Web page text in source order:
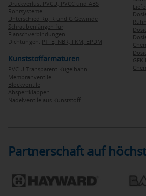
Druckverlust PVCU, PVCC und ABS
Rohrsysteme
Unterschied Rp, R und G Gewinde
Schraubenlängen für
Flanschverbindungen
Dichtungen: PTFE, NBR, FKM, EPDM
Kunststoffarmaturen
PVC U Transparent Kugelhahn
Membranventile
Blockventile
Absperrklappen
Nadelventile aus Kunststoff
Partnerschaft auf